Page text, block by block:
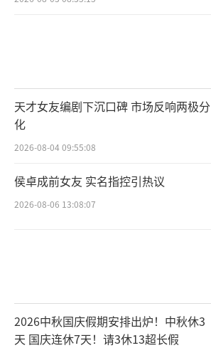
天才女友编剧下沉口碑 市场反响两极分
化
2026-08-04 09:55:08
侯卓成前女友 实名指控引热议
2026-08-06 13:08:07
2026中秋国庆假期安排出炉！中秋休3
天 国庆连休7天！请3休13超长假